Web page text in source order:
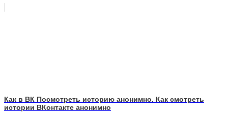
Как в ВК Посмотреть историю анонимно. Как смотреть
истории ВКонтакте анонимно